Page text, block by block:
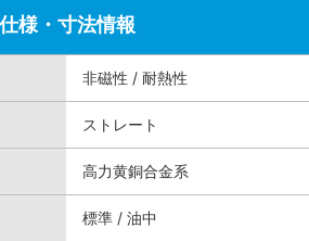
様・寸法情報
非磁性 / 耐熱性
ストレート
高力黄銅合金系
標準 / 油中